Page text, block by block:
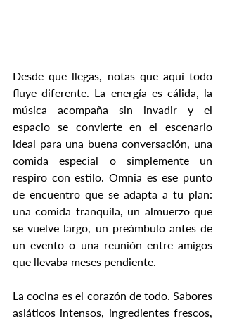
Desde que llegas, notas que aquí todo
fluye diferente. La energía es cálida, la
música acompaña sin invadir y el
espacio se convierte en el escenario
ideal para una buena conversación, una
comida especial o simplemente un
respiro con estilo. Omnia es ese punto
de encuentro que se adapta a tu plan:
una comida tranquila, un almuerzo que
se vuelve largo, un preámbulo antes de
un evento o una reunión entre amigos
que llevaba meses pendiente.
La cocina es el corazón de todo. Sabores
asiáticos intensos, ingredientes frescos,